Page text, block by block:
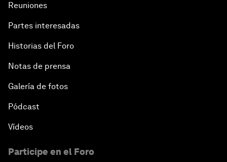
Reuniones
Partes interesadas
Historias del Foro
Notas de prensa
Galería de fotos
Pódcast
Vídeos
Participe en el Foro